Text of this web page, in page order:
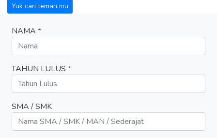
Yuk cari teman mu
NAMA *
TAHUN LULUS *
SMA / SMK